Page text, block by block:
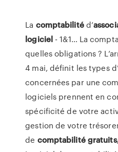
La comptabilitéd’
logiciel - 1&1… La
quelles obligations ?
4 mai, définit les types
concernées par une
logiciels prennent en
spécificité de votre
gestion de votre
de comptabilité gratuits